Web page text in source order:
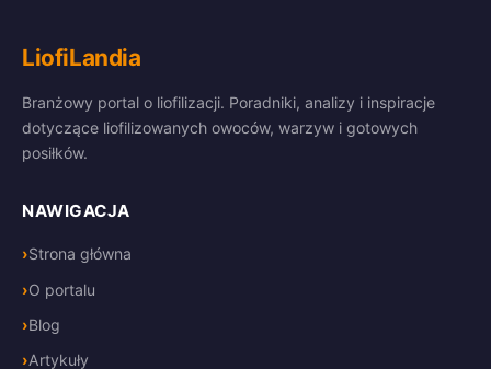
LiofiLandia
Branżowy portal o liofilizacji. Poradniki, analizy i inspiracje
dotyczące liofilizowanych owoców, warzyw i gotowych
posiłków.
NAWIGACJA
Strona główna
O portalu
Blog
Artykuły